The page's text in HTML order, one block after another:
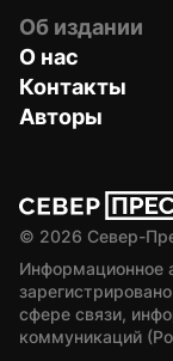
Об издании
О нас
Контакты
Авторы
© 2026 Север-
Информационное
сфере связи,
коммуникаций